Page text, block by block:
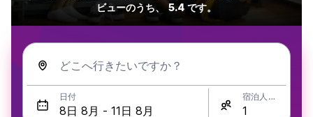
ビューのうち、 5.4 です。
どこへ行きたいですか？
日付 宿泊人数